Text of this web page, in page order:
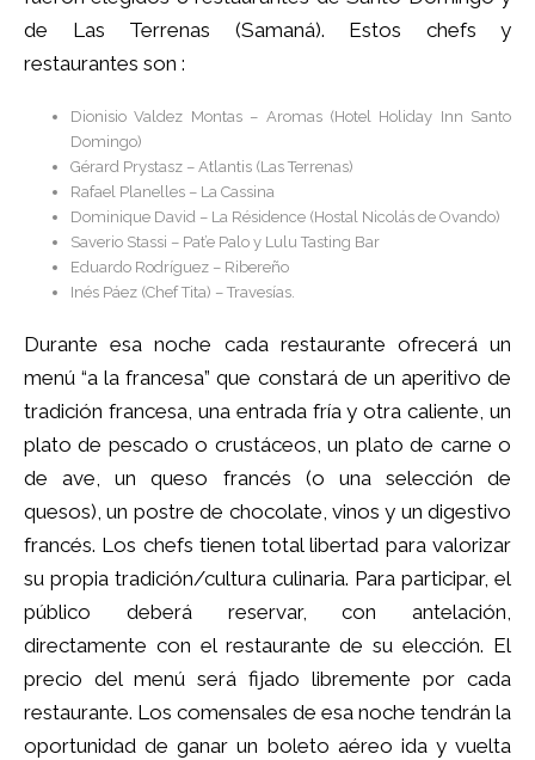
de Las Terrenas (Samaná). Estos chefs y
restaurantes son :
Dionisio Valdez Montas – Aromas (Hotel Holiday Inn Santo
Domingo)
Gérard Prystasz – Atlantis (Las Terrenas)
Rafael Planelles – La Cassina
Dominique David – La Résidence (Hostal Nicolás de Ovando)
Saverio Stassi – Pat’e Palo y Lulu Tasting Bar
Eduardo Rodríguez – Ribereño
Inés Páez (Chef Tita) – Travesías.
Durante esa noche cada restaurante ofrecerá un
menú “a la francesa” que constará de un aperitivo de
tradición francesa, una entrada fría y otra caliente, un
plato de pescado o crustáceos, un plato de carne o
de ave, un queso francés (o una selección de
quesos), un postre de chocolate, vinos y un digestivo
francés. Los chefs tienen total libertad para valorizar
su propia tradición/cultura culinaria. Para participar, el
público deberá reservar, con antelación,
directamente con el restaurante de su elección. El
precio del menú será fijado libremente por cada
restaurante. Los comensales de esa noche tendrán la
oportunidad de ganar un boleto aéreo ida y vuelta